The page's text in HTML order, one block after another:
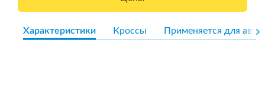
Характеристики Кроссы Применяется для авто